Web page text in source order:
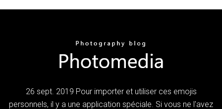
26 sept. 2019 Pour importer et utiliser ces emojis
personnels, il y a une application spéciale. Si vous ne l'avez